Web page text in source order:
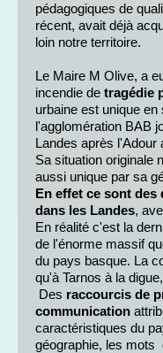
pédagogiques de
récent, avait déjà
loin notre territoire.
Le Maire M Olive, a
incendie de tragédie
urbaine est unique
l'agglomération BAB
Landes après l'Adour
Sa situation originale
aussi unique par sa
En effet ce sont
dans les Landes,
En réalité c'est la
de l'énorme massif
du pays basque. La
qu'à Tarnos à la
Des raccourcis de
communication
caractéristiques du
géographie, les mots